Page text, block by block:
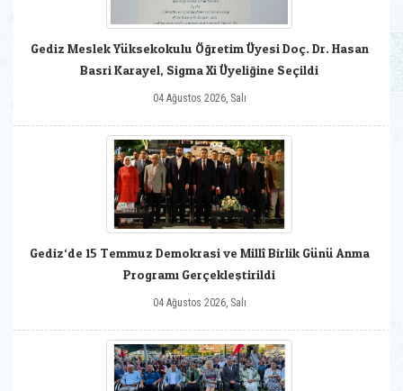
Gediz Meslek Yüksekokulu Öğretim Üyesi Doç. Dr. Hasan
Basri Karayel, Sigma Xi Üyeliğine Seçildi
04 Ağustos 2026, Salı
Gediz‘de 15 Temmuz Demokrasi ve Millî Birlik Günü Anma
Programı Gerçekleştirildi
04 Ağustos 2026, Salı